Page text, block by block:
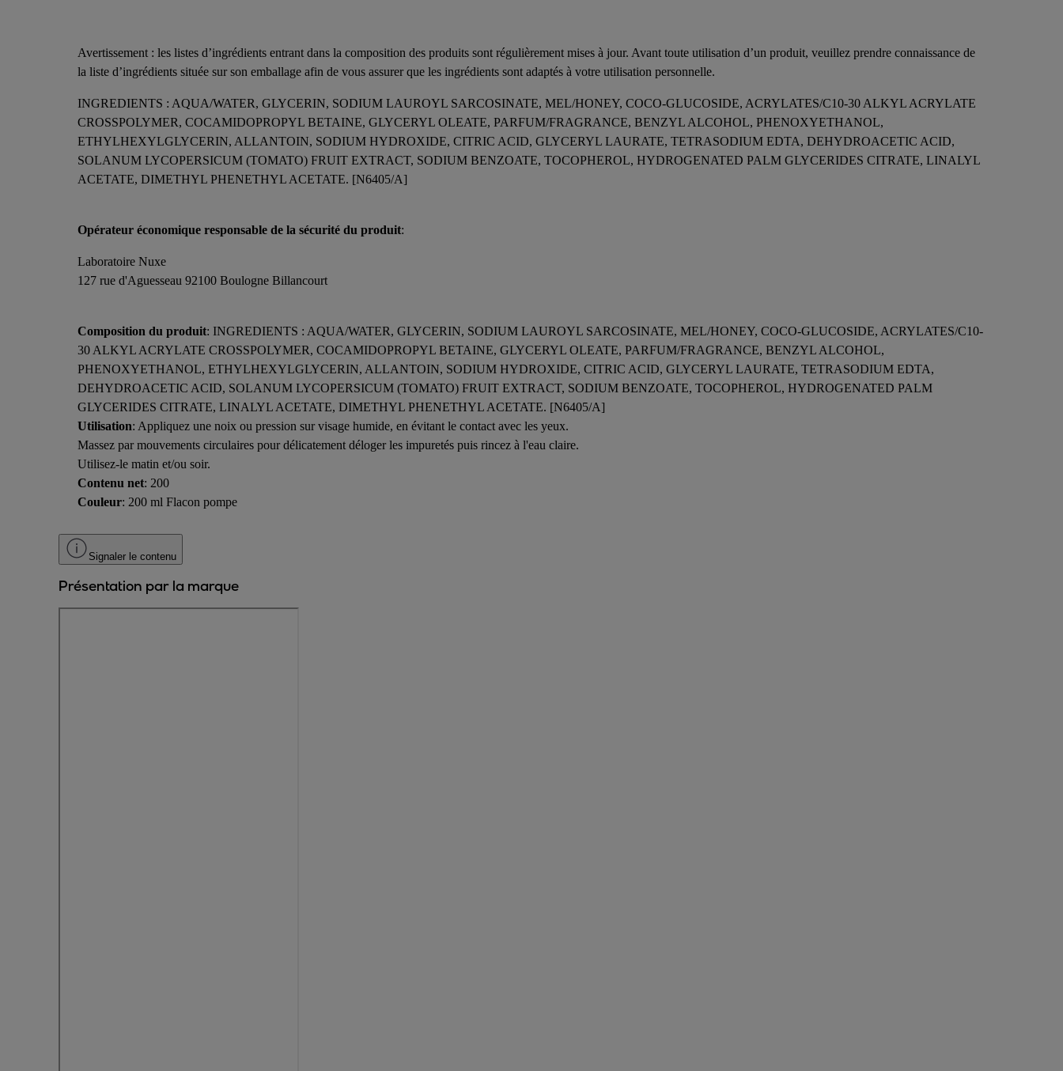
Avertissement : les listes d’ingrédients entrant dans la composition des produits sont régulièrement mises à jour. Avant toute utilisation d’un produit, veuillez prendre connaissance de
la liste d’ingrédients située sur son emballage afin de vous assurer que les ingrédients sont adaptés à votre utilisation personnelle.
INGREDIENTS : AQUA/WATER, GLYCERIN, SODIUM LAUROYL SARCOSINATE, MEL/HONEY, COCO-GLUCOSIDE, ACRYLATES/C10-30 ALKYL ACRYLATE
CROSSPOLYMER, COCAMIDOPROPYL BETAINE, GLYCERYL OLEATE, PARFUM/FRAGRANCE, BENZYL ALCOHOL, PHENOXYETHANOL,
ETHYLHEXYLGLYCERIN, ALLANTOIN, SODIUM HYDROXIDE, CITRIC ACID, GLYCERYL LAURATE, TETRASODIUM EDTA, DEHYDROACETIC ACID,
SOLANUM LYCOPERSICUM (TOMATO) FRUIT EXTRACT, SODIUM BENZOATE, TOCOPHEROL, HYDROGENATED PALM GLYCERIDES CITRATE, LINALYL
ACETATE, DIMETHYL PHENETHYL ACETATE. [N6405/A]
Opérateur économique responsable de la sécurité du produit:
Laboratoire Nuxe
127 rue d'Aguesseau 92100 Boulogne Billancourt
Composition du produit: INGREDIENTS : AQUA/WATER, GLYCERIN, SODIUM LAUROYL SARCOSINATE, MEL/HONEY, COCO-GLUCOSIDE, ACRYLATES/C10-
30 ALKYL ACRYLATE CROSSPOLYMER, COCAMIDOPROPYL BETAINE, GLYCERYL OLEATE, PARFUM/FRAGRANCE, BENZYL ALCOHOL,
PHENOXYETHANOL, ETHYLHEXYLGLYCERIN, ALLANTOIN, SODIUM HYDROXIDE, CITRIC ACID, GLYCERYL LAURATE, TETRASODIUM EDTA,
DEHYDROACETIC ACID, SOLANUM LYCOPERSICUM (TOMATO) FRUIT EXTRACT, SODIUM BENZOATE, TOCOPHEROL, HYDROGENATED PALM
GLYCERIDES CITRATE, LINALYL ACETATE, DIMETHYL PHENETHYL ACETATE. [N6405/A]
Utilisation: Appliquez une noix ou pression sur visage humide, en évitant le contact avec les yeux.
Massez par mouvements circulaires pour délicatement déloger les impuretés puis rincez à l'eau claire.
Utilisez-le matin et/ou soir.
Contenu net: 200
Couleur: 200 ml Flacon pompe
Signaler le contenu
Présentation par la marque